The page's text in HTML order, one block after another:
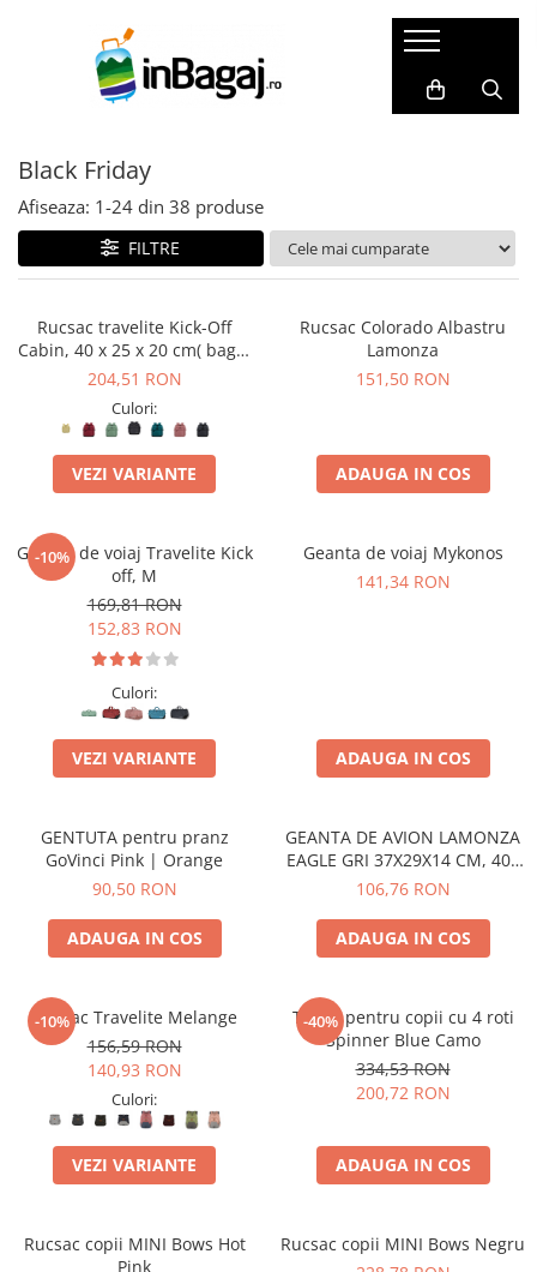
Bagaje
Trolere de cală mari
Trolere de cală medii
Trolere de cabină
Bagaje Premium
Bagaje pentru copii
Bagaje mici(ex.40x30x20)
SET Trolere
Genti de dama
Genti de voiaj
Rucsacuri
Accesorii bagaje
Huse troler
Business Travel
Reduceri bagaje
Accesorii
Huse pasaport
Masca de somn
Perne de calatorie
Dopuri de urechi
Portofele de calatorie
Set produse
Adaptoare priza
Acumulatori externi
Genti pentru cosmetice
Altele
Cadouri
Seturi cadou
Carduri cadou
Agende de travel
Cadouri pentru EA
Cadouri pentru EL
Black Friday
Afiseaza: 1-24 din 38 produse
FILTRE
Rucsac travelite Kick-Off
Cabin, 40 x 25 x 20 cm( bagaj
permis gratuit la companii
204,51 RON
Culori:
VEZI VARIANTE
Rucsac Colorado Albastru
Lamonza
151,50 RON
ADAUGA IN COS
-10%
Geanta de voiaj Travelite Kick
off, M
169,81 RON
152,83 RON
Culori:
VEZI VARIANTE
Geanta de voiaj Mykonos
141,34 RON
ADAUGA IN COS
GENTUTA pentru pranz
GoVinci Pink | Orange
90,50 RON
ADAUGA IN COS
GEANTA DE AVION LAMONZA
EAGLE GRI 37X29X14 CM, 400
GR
106,76 RON
ADAUGA IN COS
-10%
Rucsac Travelite Melange
156,59 RON
140,93 RON
Culori:
VEZI VARIANTE
-40%
Troler pentru copii cu 4 roti
Spinner Blue Camo
334,53 RON
200,72 RON
ADAUGA IN COS
Rucsac copii MINI Bows Hot
Pink
Rucsac copii MINI Bows Negru